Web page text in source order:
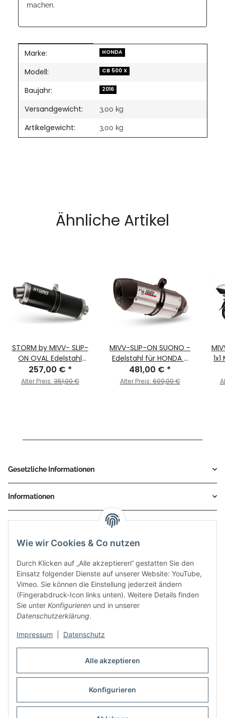
Alle akzeptieren
Konfigurieren
Wie wir Cookies & Co nutzen
Durch Klicken auf „Alle akzeptieren“ gestatten Sie den
Einsatz folgender Dienste auf unserer Website: YouTube,
Vimeo. Sie können die Einstellung jederzeit ändern
(Fingerabdruck-Icon links unten). Weitere Details finden
Sie unter Konfigurieren und in unserer
Datenschutzerklärung.
Impressum Datenschutz
machen.
Produkteigenschaft
Wert
Marke: HONDA
Modell: CB 500 X
Baujahr: 2016
Versandgewicht: 3,00 kg
Artikelgewicht: 3,00 kg
Ähnliche Artikel
STORM by MIVV- SLIP-
ON OVAL Edelstahl
Schwarz für HONDA CB
500 X Bj. 2016 > 2016
257,00 € *
Alter Preis:351,00 €
MIVV-SLIP-ON SUONO -
Edelstahl für HONDA -
NC 750 S / X BJ. 2016 >
2022 - H.065.L7
481,00 € *
Alter Preis:609,00 €
Gesetzliche Informationen
Informationen
Auspuff Hotline unter:
02303 – 983 77 27
Vertrag widerrufen